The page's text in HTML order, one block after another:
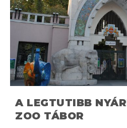
A LEGTUTIBB
ZOO TÁBOR